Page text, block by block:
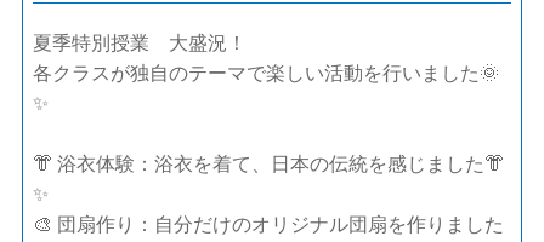
夏季特別授業 大盛況！
各クラスが独自のテーマで楽しい活動を行いました🌞
✨
👘 浴衣体験：浴衣を着て、日本の伝統を感じました👘
✨
🎨 団扇作り：自分だけのオリジナル団扇を作りました